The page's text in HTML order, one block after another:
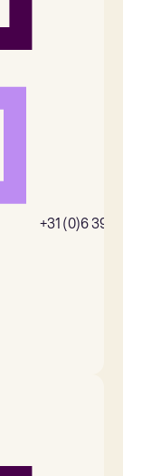
+31 (0)6